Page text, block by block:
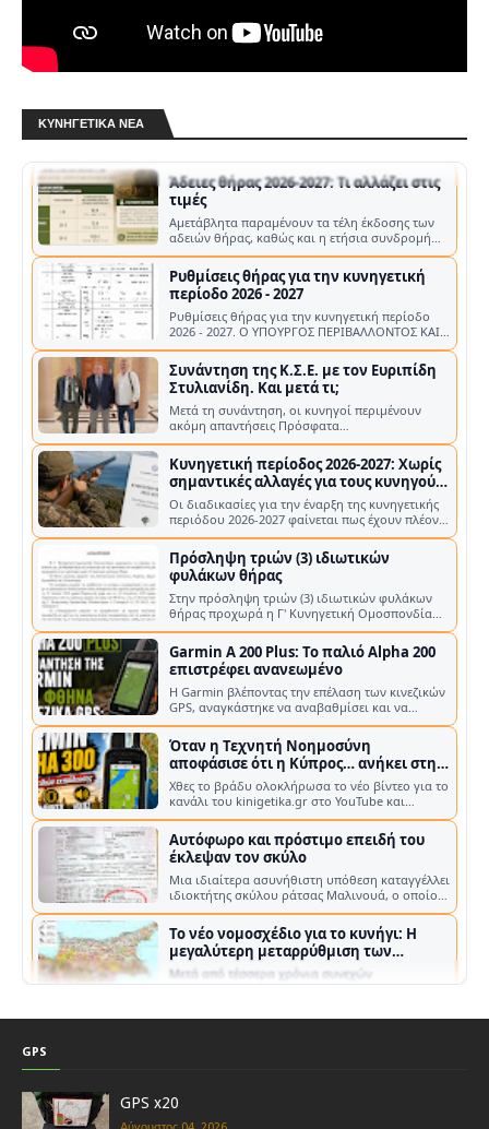
ΚΥΝΗΓΕΤΙΚΆ ΝΈΑ
Ενόψει της έναρξης της κυνηγετικής περιόδου
2026-2027, ο Πρόεδρος της Κυνηγετικής
αδειών θήρας, καθώς και η ετήσια συνδρομή
Ρυθμίσεις θήρας για την κυνηγετική
περίοδο 2026 - 2027
Ρυθμίσεις θήρας για την κυνηγετική περίοδο
2026 - 2027. Ο ΥΠΟΥΡΓΟΣ ΠΕΡΙΒΑΛΛΟΝΤΟΣ ΚΑΙ
ΕΝΕΡΓΕΙΑΣ Α. ΔΙΑΡΚΕΙΑ ΚΥΝΗΓΕΤΙΚΗΣ …
Συνάντηση της Κ.Σ.Ε. με τον Ευριπίδη
Στυλιανίδη. Και μετά τι;
Μετά τη συνάντηση, οι κυνηγοί περιμένουν
ακόμη απαντήσεις Πρόσφατα
πραγματοποιήθηκε συνάντηση της Κυνηγετικής
Συνομοσπο…
Κυνηγετική περίοδος 2026-2027: Χωρίς
σημαντικές αλλαγές για τους κυνηγούς
– Νέα κατανομή στα τέλη των αδειών
θήρας
Οι διαδικασίες για την έναρξη της κυνηγετικής
περιόδου 2026-2027 φαίνεται πως έχουν πλέον
ολοκληρωθεί σε επίπεδο υπουργ…
Πρόσληψη τριών (3) ιδιωτικών
φυλάκων θήρας
Στην πρόσληψη τριών (3) ιδιωτικών φυλάκων
θήρας προχωρά η Γ' Κυνηγετική Ομοσπονδία
Πελοποννήσου (Γ' Κ.Ο.Π.) , με στόχο …
Garmin A 200 Plus: Το παλιό Alpha 200
επιστρέφει ανανεωμένο
Η Garmin βλέποντας την επέλαση των κινεζικών
GPS, αναγκάστηκε να αναβαθμίσει και να
επανακυκλοφορήσει το παλιό A200 Η G…
Όταν η Τεχνητή Νοημοσύνη
αποφάσισε ότι η Κύπρος… ανήκει στην
Τουρκία!
Χθες το βράδυ ολοκλήρωσα το νέο βίντεο για το
κανάλι του kinigetika.gr στο YouTube και
έφτιαξα τη μικρογραφία του, δηλα…
Αυτόφωρο και πρόστιμο επειδή του
έκλεψαν τον σκύλο
Μια ιδιαίτερα ασυνήθιστη υπόθεση καταγγέλλει
ιδιοκτήτης σκύλου ράτσας Μαλινουά, ο οποίος
βρέθηκε αντιμέτωπος με τη διαδ…
Το νέο νομοσχέδιο για το κυνήγι: Η
μεγαλύτερη μεταρρύθμιση των
τελευταίων ετών στην Κύπρο
Μετά από τέσσερα χρόνια συνεχών
διαβουλεύσεων, επεξεργασίας και
αλλεπάλληλων τροποποιήσεων, το νέο
τροποποιητικό νομοσχ…
Κυνηγοί Ηλείας και Μεσσηνίας ζητούν
άρση απαγόρευσης κυνηγιού στον
Κυπαρισσιακό κόλπο
Με κοινή τους παρέμβαση, οι Κυνηγετικοί
Σύλλογοι Ηλείας και Μεσσηνίας ζητούν από το
Στιγμές από κυνήγια αγριογούρουνων:
Ο Κυνηγός ως «Εχθρός»: Η απάτη της
GPS
GPS x20